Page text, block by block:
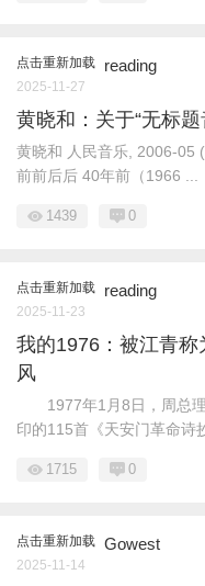
点击重新加载 reading
2025-11-27
黄晓和：关于“无标
黄晓和 人民音乐, 2006-05
前前后后 40年前（1966 ...
1439 0
点击重新加载 reading
2025-11-23
我的1976：被江青
风
1977年1月8日，周总理
印的115首《天安门革命诗
1715 0
点击重新加载 Gowest
2025-11-14